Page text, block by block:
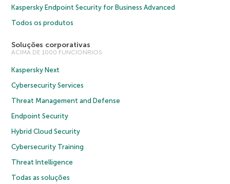
Kaspersky Endpoint Security for Business Advanced
Todos os produtos
Soluções corporativas
ACIMA DE 1000 FUNCIONRIOS
Kaspersky Next
Cybersecurity Services
Threat Management and Defense
Endpoint Security
Hybrid Cloud Security
Cybersecurity Training
Threat Intelligence
Todas as soluções